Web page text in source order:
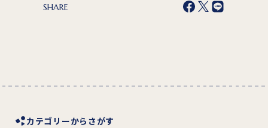
SHARE
カテゴリーからさがす